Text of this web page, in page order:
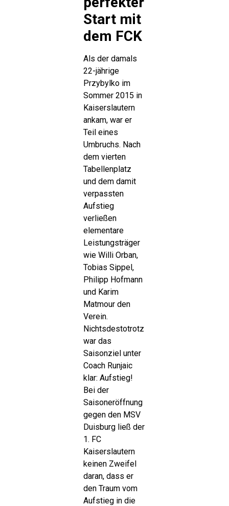
Start mit
dem FCK
Als der damals
22-jährige
Przybylko im
Sommer 2015 in
Kaiserslautern
ankam, war er
Teil eines
Umbruchs. Nach
dem vierten
Tabellenplatz
und dem damit
verpassten
Aufstieg
verließen
elementare
Leistungsträger
wie Willi Orban,
Tobias Sippel,
Philipp Hofmann
und Karim
Matmour den
Verein.
Nichtsdestotrotz
war das
Saisonziel unter
Coach Runjaic
klar: Aufstieg!
Bei der
Saisoneröffnung
gegen den MSV
Duisburg ließ der
1. FC
Kaiserslautern
keinen Zweifel
daran, dass er
den Traum vom
Aufstieg in die